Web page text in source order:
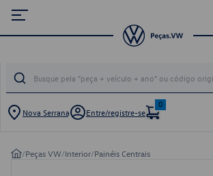
Nova Serrana Entre/registre-se
0
/Peças VW/Interior/Painéis Centrais